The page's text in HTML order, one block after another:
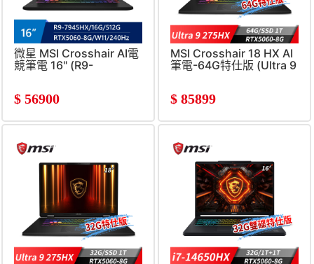
微星 MSI Crosshair AI電
競筆電 16" (R9-
$ 56900
MSI Crosshair 18 HX AI
筆電-64G特仕版 (Ultra 9
$ 85899